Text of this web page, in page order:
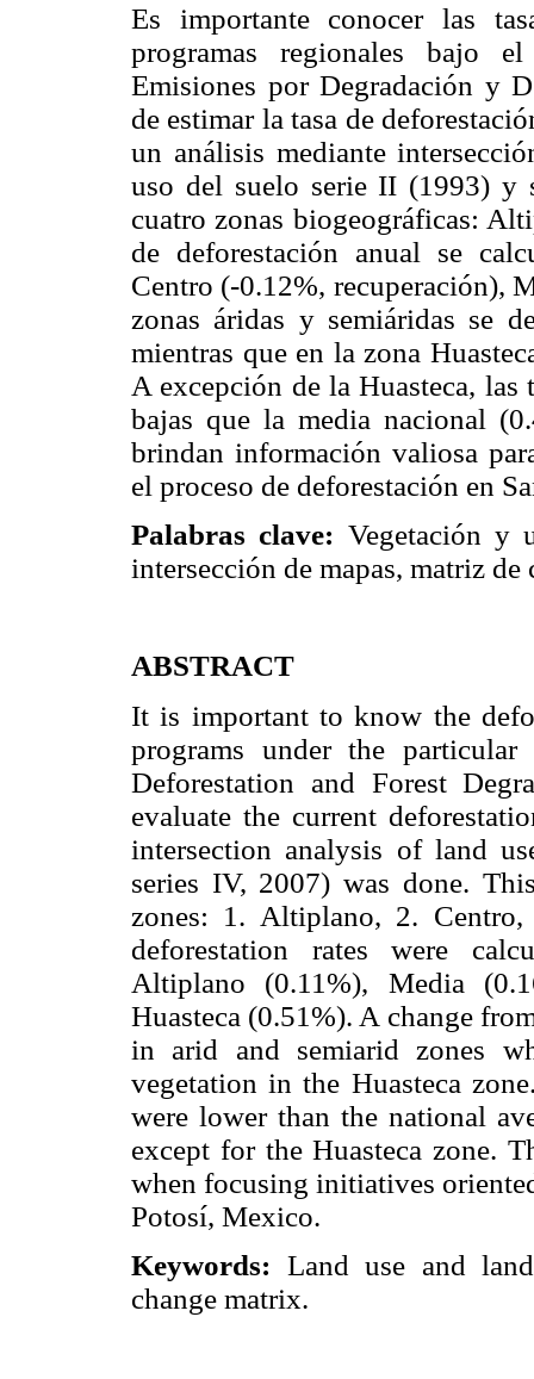
Es importante conocer las
programas regionales bajo
Emisiones por Degradación y
de estimar la tasa de
un análisis mediante
uso del suelo serie II (1993) y
cuatro zonas biogeográficas:
de deforestación anual se
Centro (-0.12%, recuperación),
zonas áridas y semiáridas se
mientras que en la zona
A excepción de la Huasteca, las
bajas que la media nacional
brindan información valiosa
el proceso de deforestación en
Palabras clave: Vegetación y
intersección de mapas, matriz de
ABSTRACT
It is important to know the
programs under the
Deforestation and Forest
evaluate the current
intersection analysis of land
series IV, 2007) was done.
zones: 1. Altiplano, 2.
deforestation rates were
Altiplano (0.11%), Media
Huasteca (0.51%). A change
in arid and semiarid zones
vegetation in the Huasteca
were lower than the national
except for the Huasteca zone.
when focusing initiatives
Potosí, Mexico.
Keywords: Land use and
change matrix.